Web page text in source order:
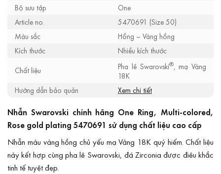
Bộ sưu tập
One
Article no.
5470691 (Size 50)
Màu sắc
Hồng – Vàng hồng
Kích thước
Nhiều kích thước
Chất liệu
Pha lê Swarovski®, mạ Vàng
18K
Hướng dẫn bảo quản
Xem chi tiết
Nhẫn Swarovski chính hãng One Ring, Multi-colored,
Rose gold plating 5470691 sử dụng chất liệu cao cấp
Nhẫn màu vàng hồng chủ yếu mạ Vàng 18K quý hiếm. Chất liệu
này kết hợp cùng pha lê Swarovski, đá Zirconia được điêu khắc
tinh tế tuyệt đẹp.